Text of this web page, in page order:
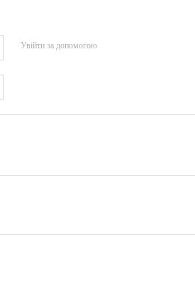
Увійти за допомогою